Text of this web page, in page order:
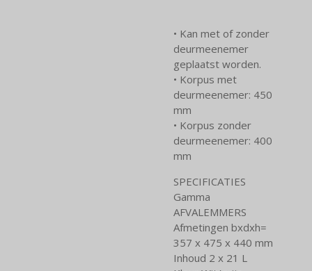
• Kan met of zonder
deurmeenemer
geplaatst worden.
• Korpus met
deurmeenemer: 450
mm
• Korpus zonder
deurmeenemer: 400
mm
SPECIFICATIES
Gamma
AFVALEMMERS
Afmetingen bxdxh=
357 x 475 x 440 mm
Inhoud 2 x 21 L